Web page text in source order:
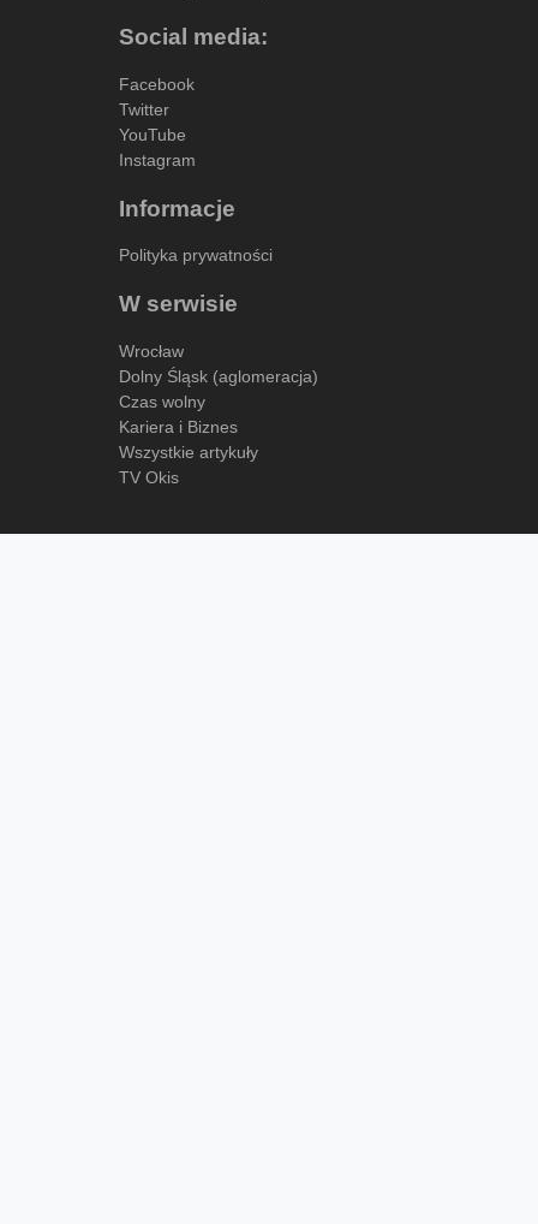
Social media:
Facebook
Twitter
YouTube
Instagram
Informacje
Polityka prywatności
W serwisie
Wrocław
Dolny Śląsk (aglomeracja)
Czas wolny
Kariera i Biznes
Wszystkie artykuły
TV Okis